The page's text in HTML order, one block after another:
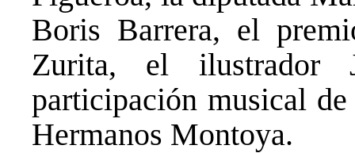
Boris Barrera, el
Zurita, el ilustrador
participación musical
Hermanos Montoya.